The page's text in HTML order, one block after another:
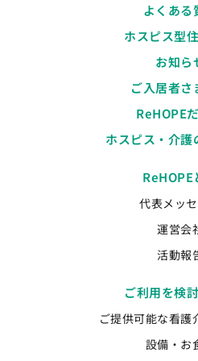
よくある
ホスピス型
お知ら
ご入居者さ
ReHOPE
ホスピス・介護
ReHOPE
代表メッ
運営会
活動報
ご利用を検
ご提供可能な看護
設備・お